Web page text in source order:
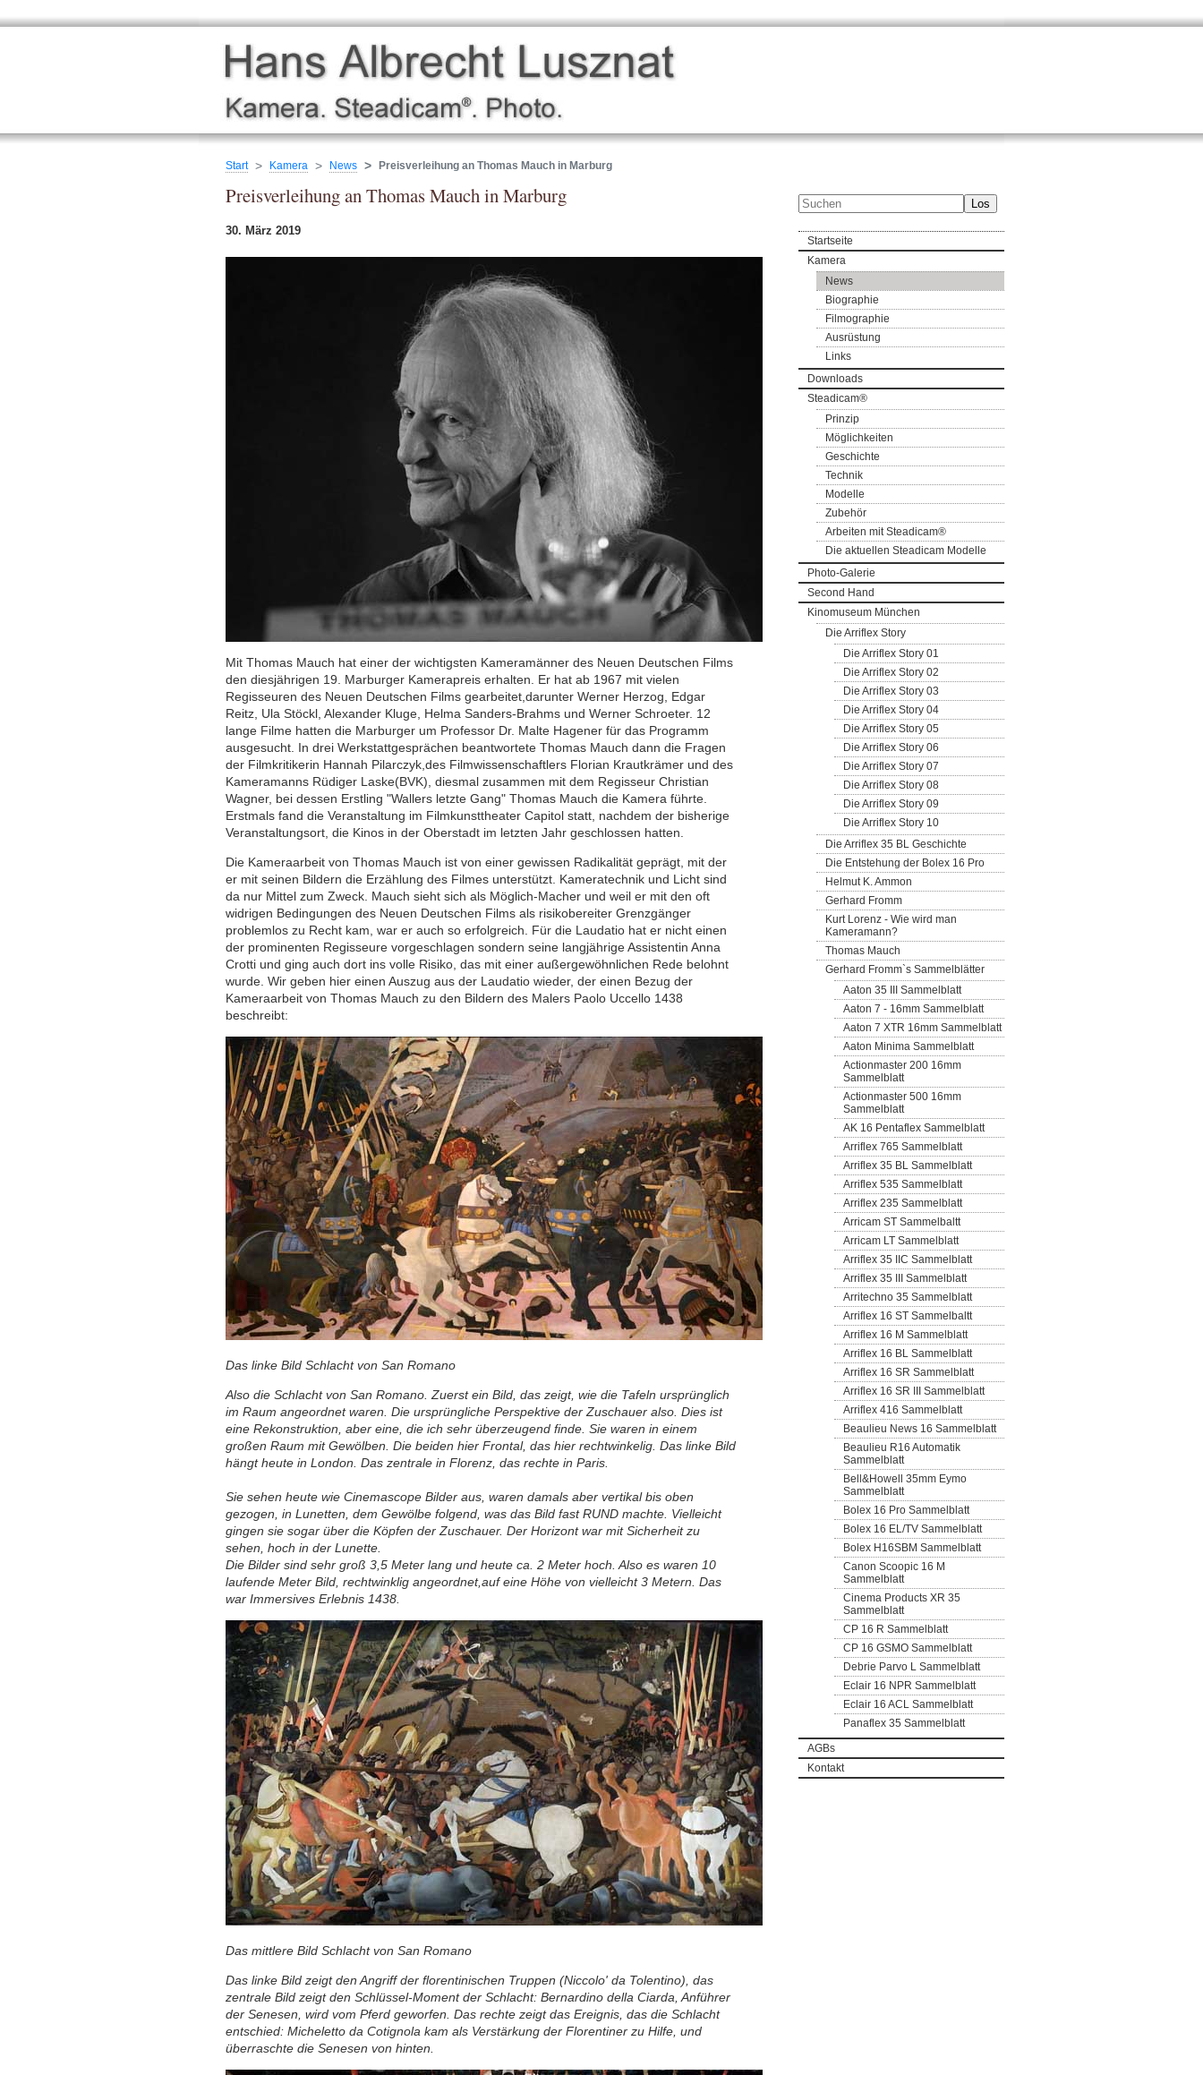
Start Kamera News Preisverleihung an Thomas Mauch in Marburg
Preisverleihung an Thomas Mauch in Marburg
30. März 2019
Mit Thomas Mauch hat einer der wichtigsten Kameramänner des Neuen Deutschen Films
den diesjährigen 19. Marburger Kamerapreis erhalten. Er hat ab 1967 mit vielen
Regisseuren des Neuen Deutschen Films gearbeitet,darunter Werner Herzog, Edgar
Reitz, Ula Stöckl, Alexander Kluge, Helma Sanders-Brahms und Werner Schroeter. 12
lange Filme hatten die Marburger um Professor Dr. Malte Hagener für das Programm
ausgesucht. In drei Werkstattgesprächen beantwortete Thomas Mauch dann die Fragen
der Filmkritikerin Hannah Pilarczyk,des Filmwissenschaftlers Florian Krautkrämer und des
Kameramanns Rüdiger Laske(BVK), diesmal zusammen mit dem Regisseur Christian
Wagner, bei dessen Erstling "Wallers letzte Gang" Thomas Mauch die Kamera führte.
Erstmals fand die Veranstaltung im Filmkunsttheater Capitol statt, nachdem der bisherige
Veranstaltungsort, die Kinos in der Oberstadt im letzten Jahr geschlossen hatten.
Die Kameraarbeit von Thomas Mauch ist von einer gewissen Radikalität geprägt, mit der
er mit seinen Bildern die Erzählung des Filmes unterstützt. Kameratechnik und Licht sind
da nur Mittel zum Zweck. Mauch sieht sich als Möglich-Macher und weil er mit den oft
widrigen Bedingungen des Neuen Deutschen Films als risikobereiter Grenzgänger
problemlos zu Recht kam, war er auch so erfolgreich. Für die Laudatio hat er nicht einen
der prominenten Regisseure vorgeschlagen sondern seine langjährige Assistentin Anna
Crotti und ging auch dort ins volle Risiko, das mit einer außergewöhnlichen Rede belohnt
wurde. Wir geben hier einen Auszug aus der Laudatio wieder, der einen Bezug der
Kameraarbeit von Thomas Mauch zu den Bildern des Malers Paolo Uccello 1438
beschreibt:
Das linke Bild Schlacht von San Romano
Also die Schlacht von San Romano. Zuerst ein Bild, das zeigt, wie die Tafeln ursprünglich
im Raum angeordnet waren. Die ursprüngliche Perspektive der Zuschauer also. Dies ist
eine Rekonstruktion, aber eine, die ich sehr überzeugend finde. Sie waren in einem
großen Raum mit Gewölben. Die beiden hier Frontal, das hier rechtwinkelig. Das linke Bild
hängt heute in London. Das zentrale in Florenz, das rechte in Paris.
Sie sehen heute wie Cinemascope Bilder aus, waren damals aber vertikal bis oben
gezogen, in Lunetten, dem Gewölbe folgend, was das Bild fast RUND machte. Vielleicht
gingen sie sogar über die Köpfen der Zuschauer. Der Horizont war mit Sicherheit zu
sehen, hoch in der Lunette.
Die Bilder sind sehr groß 3,5 Meter lang und heute ca. 2 Meter hoch. Also es waren 10
laufende Meter Bild, rechtwinklig angeordnet,auf eine Höhe von vielleicht 3 Metern. Das
war Immersives Erlebnis 1438.
Das mittlere Bild Schlacht von San Romano
Das linke Bild zeigt den Angriff der florentinischen Truppen (Niccolo' da Tolentino), das
zentrale Bild zeigt den Schlüssel-Moment der Schlacht: Bernardino della Ciarda, Anführer
der Senesen, wird vom Pferd geworfen. Das rechte zeigt das Ereignis, das die Schlacht
entschied: Micheletto da Cotignola kam als Verstärkung der Florentiner zu Hilfe, und
überraschte die Senesen von hinten.
Los
Startseite
Kamera
News
Biographie
Filmographie
Ausrüstung
Links
Downloads
Steadicam®
Prinzip
Möglichkeiten
Geschichte
Technik
Modelle
Zubehör
Arbeiten mit Steadicam®
Die aktuellen Steadicam Modelle
Photo-Galerie
Second Hand
Kinomuseum München
Die Arriflex Story
Die Arriflex Story 01
Die Arriflex Story 02
Die Arriflex Story 03
Die Arriflex Story 04
Die Arriflex Story 05
Die Arriflex Story 06
Die Arriflex Story 07
Die Arriflex Story 08
Die Arriflex Story 09
Die Arriflex Story 10
Die Arriflex 35 BL Geschichte
Die Entstehung der Bolex 16 Pro
Helmut K. Ammon
Gerhard Fromm
Kurt Lorenz - Wie wird man
Kameramann?
Thomas Mauch
Gerhard Fromm`s Sammelblätter
Aaton 35 III Sammelblatt
Aaton 7 - 16mm Sammelblatt
Aaton 7 XTR 16mm Sammelblatt
Aaton Minima Sammelblatt
Actionmaster 200 16mm
Sammelblatt
Actionmaster 500 16mm
Sammelblatt
AK 16 Pentaflex Sammelblatt
Arriflex 765 Sammelblatt
Arriflex 35 BL Sammelblatt
Arriflex 535 Sammelblatt
Arriflex 235 Sammelblatt
Arricam ST Sammelbaltt
Arricam LT Sammelblatt
Arriflex 35 IIC Sammelblatt
Arriflex 35 III Sammelblatt
Arritechno 35 Sammelblatt
Arriflex 16 ST Sammelbaltt
Arriflex 16 M Sammelblatt
Arriflex 16 BL Sammelblatt
Arriflex 16 SR Sammelblatt
Arriflex 16 SR III Sammelblatt
Arriflex 416 Sammelblatt
Beaulieu News 16 Sammelblatt
Beaulieu R16 Automatik
Sammelblatt
Bell&Howell 35mm Eymo
Sammelblatt
Bolex 16 Pro Sammelblatt
Bolex 16 EL/TV Sammelblatt
Bolex H16SBM Sammelblatt
Canon Scoopic 16 M
Sammelblatt
Cinema Products XR 35
Sammelblatt
CP 16 R Sammelblatt
CP 16 GSMO Sammelblatt
Debrie Parvo L Sammelblatt
Eclair 16 NPR Sammelblatt
Eclair 16 ACL Sammelblatt
Panaflex 35 Sammelblatt
AGBs
Kontakt